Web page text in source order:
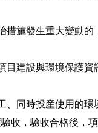
施發生重大變動的
建設與環境保護資
同時投産使用的環
收，驗收合格後，